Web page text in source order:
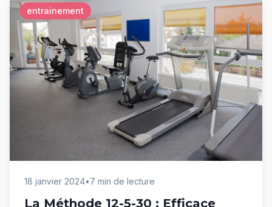
entrainement
18 janvier 2024•7 min de lecture
La Méthode 12-5-30 : Efficace